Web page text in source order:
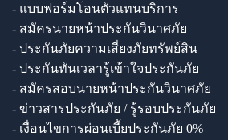
- แบบฟอร์มโอนตัวแทนบริการ
- สมัครนายหน้าประกันวินาศภัย
- ประกันภัยความเสี่ยงภัยทรัพย์สิน
- ประกันทันเวลารู้เข้าใจประกันภัย
- สมัครสอบนายหน้าประกันวินาศภัย
- ข่าวสารประกันภัย / รู้รอบประกันภัย
- เงื่อนไขการผ่อนเบี้ยประกันภัย 0%